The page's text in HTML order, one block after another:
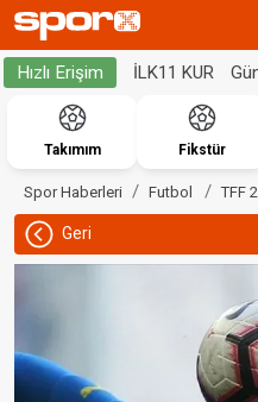
Hızlı Erişim İLK11 KUR
Takımım Fikstür
Spor Haberleri Futbol TFF
Geri